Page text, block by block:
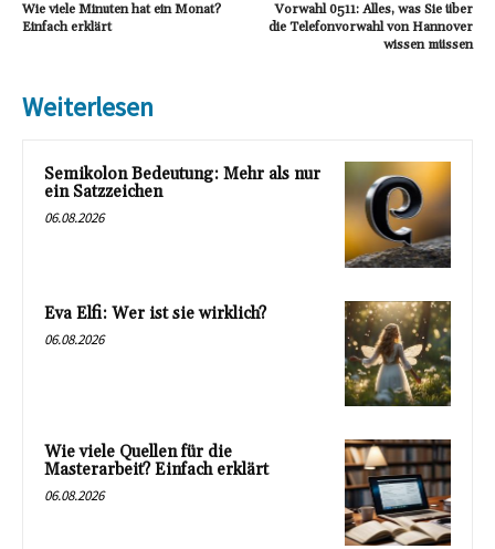
Wie viele Minuten hat ein Monat?
Einfach erklärt
Vorwahl 0511: Alles, was Sie über
die Telefonvorwahl von Hannover
wissen müssen
Weiterlesen
Semikolon Bedeutung: Mehr als nur
ein Satzzeichen
06.08.2026
Eva Elfi: Wer ist sie wirklich?
06.08.2026
Wie viele Quellen für die
Masterarbeit? Einfach erklärt
06.08.2026